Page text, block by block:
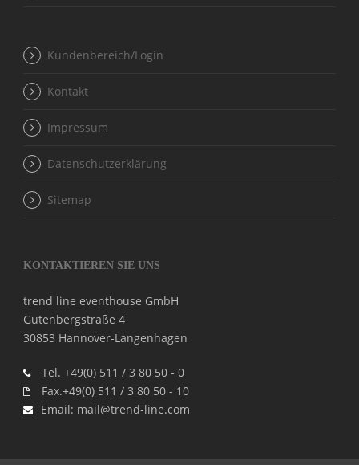
Kundenbereich/Login
Kontakt
Impressum
Datenschutzerklärung
Sitemap
KONTAKTIEREN SIE UNS
trend line eventhouse GmbH
Gutenbergstraße 4
30853 Hannover-Langenhagen
Tel. +49(0) 511 / 3 80 50 - 0
Fax.+49(0) 511 / 3 80 50 - 10
Email: mail@trend-line.com